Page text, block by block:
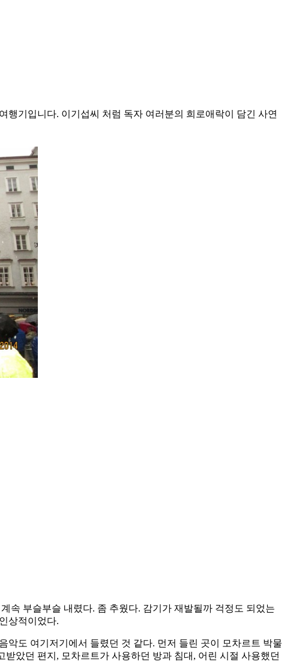
행기입니다. 이기섭씨 처럼 독자 여러분의 희로애락이 담긴 사연
속 부슬부슬 내렸다. 좀 추웠다. 감기가 재발될까 걱정도 되었는
상적이었다.
도 여기저기에서 들렸던 것 같다. 먼저 들린 곳이 모차르트 박물
았던 편지, 모차르트가 사용하던 방과 침대, 어린 시절 사용했던